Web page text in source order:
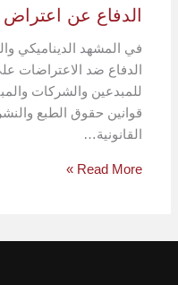
الدفاع عن
في المشهد الديناميكي
الدفاع ضد الاعتراضات
للمبدعين والشركات
قوانين حقوق الطبع
القانونية…
Read More »